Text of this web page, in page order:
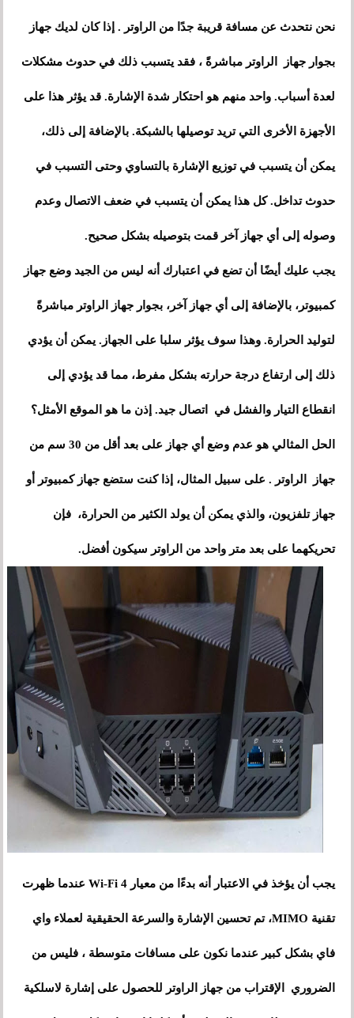
نحن نتحدث عن مسافة قريبة جدًا من الراوتر . إذا كان لديك جهاز
بجوار جهاز الراوتر مباشرةً ، فقد يتسبب ذلك في حدوث مشكلات
لعدة أسباب. واحد منهم هو احتكار شدة الإشارة. قد يؤثر هذا على
الأجهزة الأخرى التي تريد توصيلها بالشبكة. بالإضافة إلى ذلك،
يمكن أن يتسبب في توزيع الإشارة بالتساوي وحتى التسبب في
حدوث تداخل. كل هذا يمكن أن يتسبب في ضعف الاتصال وعدم
وصوله إلى أي جهاز آخر قمت بتوصيله بشكل صحيح.
يجب عليك أيضًا أن تضع في اعتبارك أنه ليس من الجيد وضع جهاز
كمبيوتر، بالإضافة إلى أي جهاز آخر، بجوار جهاز الراوتر مباشرةً
لتوليد الحرارة. وهذا سوف يؤثر سلبا على الجهاز. يمكن أن يؤدي
ذلك إلى ارتفاع درجة حرارته بشكل مفرط، مما قد يؤدي إلى
انقطاع التيار والفشل في اتصال جيد. إذن ما هو الموقع الأمثل؟
الحل المثالي هو عدم وضع أي جهاز على بعد أقل من 30 سم من
جهاز الراوتر . على سبيل المثال، إذا كنت ستضع جهاز كمبيوتر أو
جهاز تلفزيون، والذي يمكن أن يولد الكثير من الحرارة، فإن
تحريكهما على بعد متر واحد من الراوتر سيكون أفضل.
يجب أن يؤخذ في الاعتبار أنه بدءًا من معيار Wi-Fi 4 عندما ظهرت
تقنية MIMO، تم تحسين الإشارة والسرعة الحقيقية لعملاء واي
فاي بشكل كبير عندما نكون على مسافات متوسطة ، فليس من
الضروري الإقتراب من جهاز الراوتر للحصول على إشارة لاسلكية